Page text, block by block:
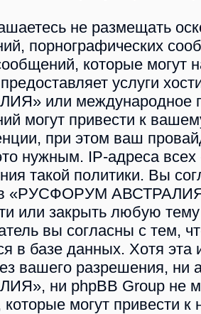
не размещать
порнографических
которые могут
предоставляет услуги
или международное
могут привести к
при этом ваш
нужным. IP-адреса
такой политики. Вы
«РУСФОРУМ АВСТРАЛИЯ»
или закрыть любую
вы согласны с тем,
в базе данных. Хотя
вашего разрешения,
ни phpBB Group не
которые могут привести